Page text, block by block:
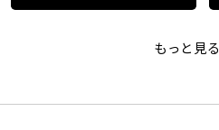
もっと見る